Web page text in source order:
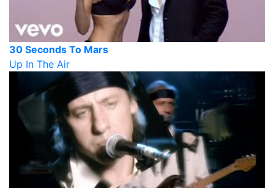
30 Seconds To Mars
Up In The Air